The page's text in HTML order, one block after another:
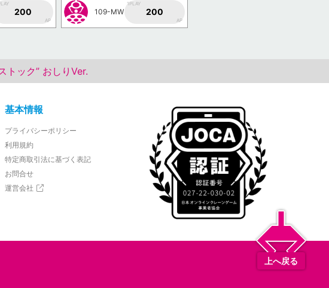
200
AP
109-MW
1PLAY
200
AP
トック” おしりVer.
基本情報
プライバシーポリシー
利用規約
特定商取引法に基づく表記
お問合せ
運営会社
上へ戻る